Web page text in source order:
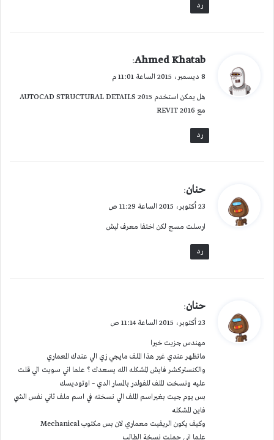
رد
ي
ق
ل
Ahmed Khatab
:
8 ديسمبر، 2015 الساعة 11:01 م
هل يمكن استخدم AUTOCAD STRUCTURAL DETAILS 2015
مع REVIT 2016
رد
ي
ق
ل
حنان:
23 أكتوبر، 2015 الساعة 11:29 ص
ارسلت مسج لكن اختفا معرف ليش
رد
ي
ق
ل
حنان:
23 أكتوبر، 2015 الساعة 11:14 ص
مهندس جزيت خيرا
ماتظهر عندي غير هذا الملف مايجي زي الي عندك المعماري
والكنستركشر فايش المشكله الله يسعدك ؟ علما اني سويت الي قلت
عليه ونسخت الملف للفولدر بالمسار الدي – اوتوديسك
بس يوم جيت بغيراسم الملف الي نسخته في اسم ملف ثاني نفس الشي
فاين المشكله
وكيف يكون الريفيت معماري لان بس مكتوب Mechanical
علما اني حملت نسخة الطالب